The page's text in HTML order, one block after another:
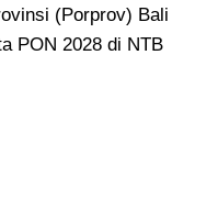
(Porprov) Bali
PON 2028 di NTB